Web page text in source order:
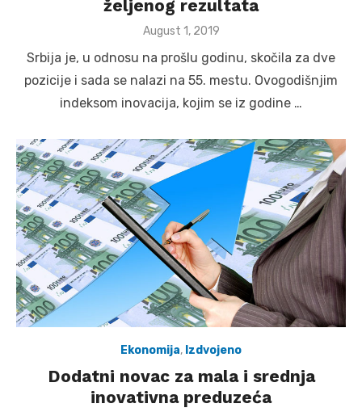
željenog rezultata
Posted
August 1, 2019
Srbija je, u odnosu na prošlu godinu, skočila za dve
pozicije i sada se nalazi na 55. mestu. Ovogodišnjim
indeksom inovacija, kojim se iz godine …
Ekonomija, Izdvojeno
Dodatni novac za mala i srednja
inovativna preduzeća